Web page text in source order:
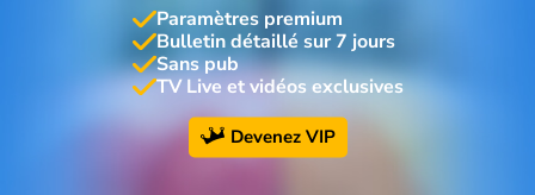
Paramètres premium
Bulletin détaillé sur 7 jours
Sans pub
TV Live et vidéos exclusives
Devenez VIP